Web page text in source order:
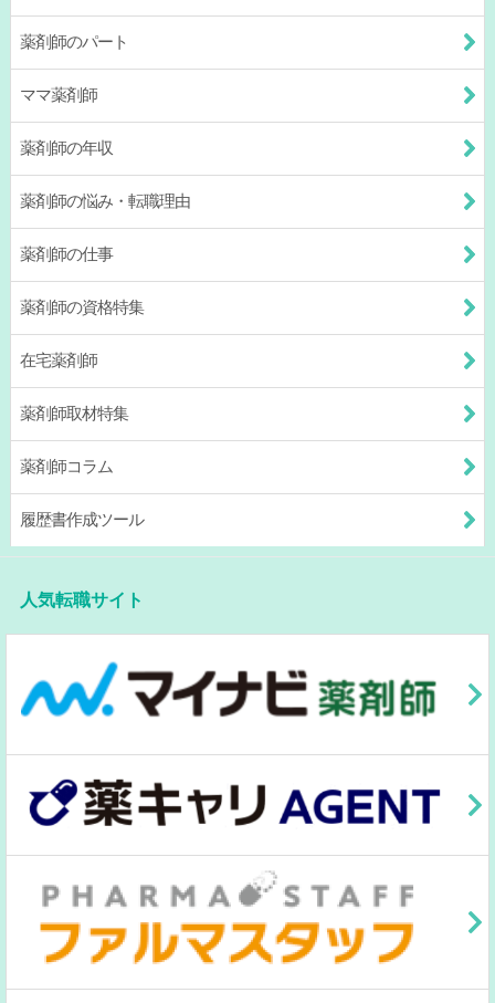
薬剤師のパート
ママ薬剤師
薬剤師の年収
薬剤師の悩み・転職理由
薬剤師の仕事
薬剤師の資格特集
在宅薬剤師
薬剤師取材特集
薬剤師コラム
履歴書作成ツール
人気転職サイト